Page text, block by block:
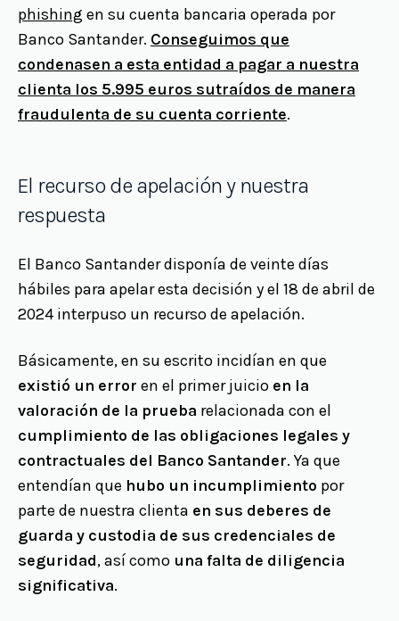
phishing en su cuenta bancaria operada por
Banco Santander. Conseguimos que
condenasen a esta entidad a pagar a nuestra
clienta los 5.995 euros sutraídos de manera
fraudulenta de su cuenta corriente.
El recurso de apelación y nuestra
respuesta
El Banco Santander disponía de veinte días
hábiles para apelar esta decisión y el 18 de abril de
2024 interpuso un recurso de apelación.
Básicamente, en su escrito incidían en que
existió un error en el primer juicio en la
valoración de la prueba relacionada con el
cumplimiento de las obligaciones legales y
contractuales del Banco Santander. Ya que
entendían que hubo un incumplimiento por
parte de nuestra clienta en sus deberes de
guarda y custodia de sus credenciales de
seguridad, así como una falta de diligencia
significativa.